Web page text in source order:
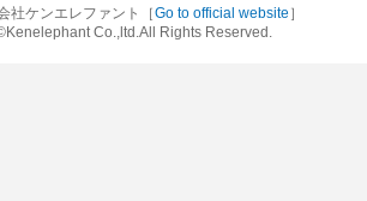
社ケンエレファント［Go to official website ］
Co.,ltd.All Rights Reserved.